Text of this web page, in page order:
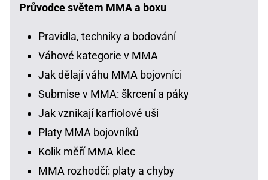
Průvodce světem MMA a boxu
Pravidla, techniky a bodování
Váhové kategorie v MMA
Jak dělají váhu MMA bojovníci
Submise v MMA: škrcení a páky
Jak vznikají karfiolové uši
Platy MMA bojovníků
Kolik měří MMA klec
MMA rozhodčí: platy a chyby